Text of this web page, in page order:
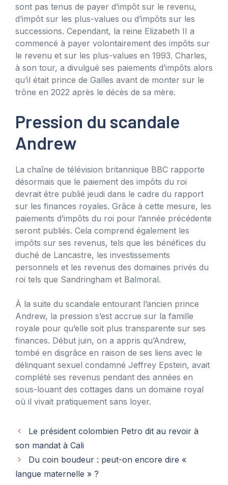
sont pas tenus de payer d’impôt sur le revenu,
d’impôt sur les plus-values ​​ou d’impôts sur les
successions. Cependant, la reine Elizabeth II a
commencé à payer volontairement des impôts sur
le revenu et sur les plus-values ​​en 1993. Charles,
à son tour, a divulgué ses paiements d’impôts alors
qu’il était prince de Galles avant de monter sur le
trône en 2022 après le décès de sa mère.
Pression du scandale
Andrew
La chaîne de télévision britannique BBC rapporte
désormais que le paiement des impôts du roi
devrait être publié jeudi dans le cadre du rapport
sur les finances royales. Grâce à cette mesure, les
paiements d’impôts du roi pour l’année précédente
seront publiés. Cela comprend également les
impôts sur ses revenus, tels que les bénéfices du
duché de Lancastre, les investissements
personnels et les revenus des domaines privés du
roi tels que Sandringham et Balmoral.
À la suite du scandale entourant l’ancien prince
Andrew, la pression s’est accrue sur la famille
royale pour qu’elle soit plus transparente sur ses
finances. Début juin, on a appris qu’Andrew,
tombé en disgrâce en raison de ses liens avec le
délinquant sexuel condamné Jeffrey Epstein, avait
complété ses revenus pendant des années en
sous-louant des cottages dans un domaine royal
où il vivait pratiquement sans loyer.
Le président colombien Petro dit au revoir à
son mandat à Cali
Du coin boudeur : peut-on encore dire «
langue maternelle » ?